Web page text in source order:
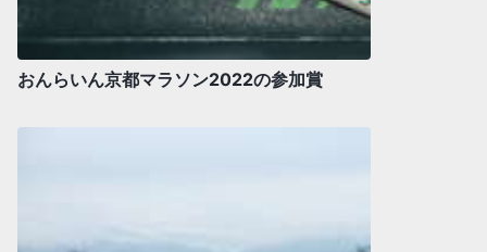
おんらいん京都マラソン2022の参加賞